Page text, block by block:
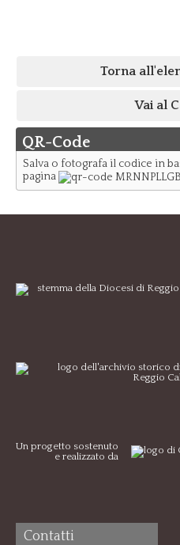
Torna
Vai al
QR-Code
Salva o fotografa il codice in
pagina
Un progetto sostenuto
e realizzato da
Contatti